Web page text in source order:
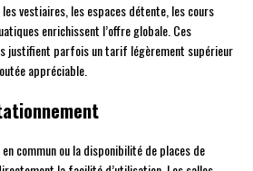
les vestiaires, les espaces détente, les cours
enrichissent l’offre globale. Ces
justifient parfois un tarif légèrement supérieur
appréciable.
commun ou la disponibilité de places de